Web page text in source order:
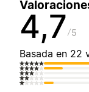
4,7 5
Basada en 22